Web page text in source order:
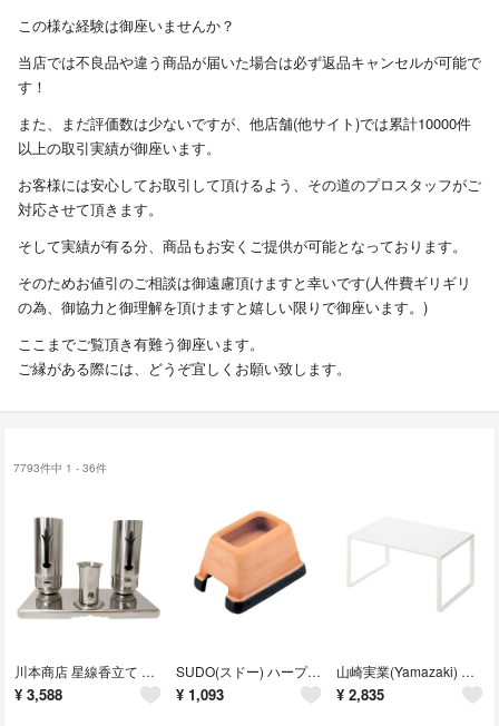
この様な経験は御座いませんか？
当店では不良品や違う商品が届いた場合は必ず返品キャンセルが可能で
す！
また、まだ評価数は少ないですが、他店舗(他サイト)では累計10000件
以上の取引実績が御座います。
お客様には安心してお取引して頂けるよう、その道のプロスタッフがご
対応させて頂きます。
そして実績が有る分、商品もお安くご提供が可能となっております。
そのためお値引のご相談は御遠慮頂けますと幸いです(人件費ギリギリ
の為、御協力と御理解を頂けますと嬉しい限りで御座います。)
ここまでご覧頂き有難う御座います。
ご縁がある際には、どうぞ宜しくお願い致します。
7793件中 1 - 36件
川本商店 星線香立て ローソク立て セット
¥ 3,588
SUDO(スドー) ハープクラフト ウェットシェルター (M)
¥ 1,093
山崎実業(Yamazaki) 伸縮収納棚 ホワイト 約W36.5~60XD23X
¥ 2,835